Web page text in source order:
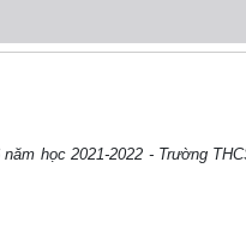
học 2021-2022 - Trường